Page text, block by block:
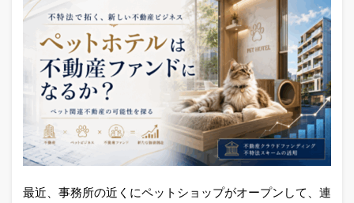
最近、事務所の近くにペットショップがオープンして、連